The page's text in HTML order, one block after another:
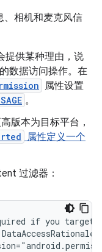
、相机和麦克风信
提供某种理由，说
数据访问操作。在
属性设置
。
版本为目标平台，
属性定义一个
过滤器：
if you target